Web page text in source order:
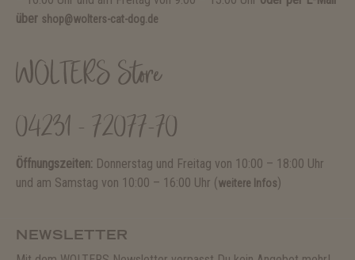
über shop@wolters-cat-dog.de
WOLTERS Store
04231 - 72077-70
Öffnungszeiten: Donnerstag und Freitag von 10:00 – 18:00 Uhr
und am Samstag von 10:00 – 16:00 Uhr (weitere Infos)
NEWSLETTER